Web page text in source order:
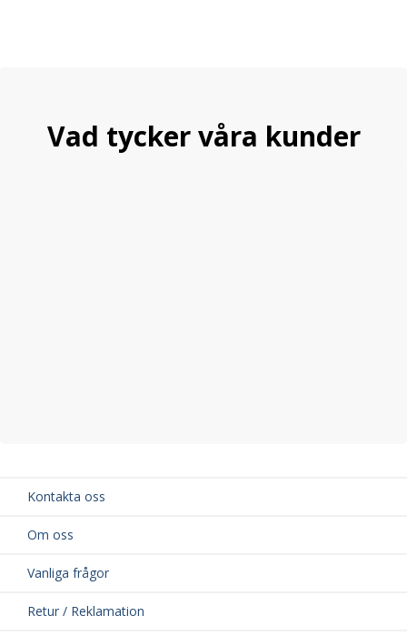
Vad tycker våra kunder
Kontakta oss
Om oss
Vanliga frågor
Retur / Reklamation